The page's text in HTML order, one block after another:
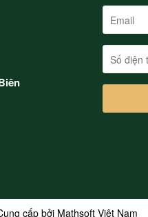
cấp bởi Mathsoft Việt Nam